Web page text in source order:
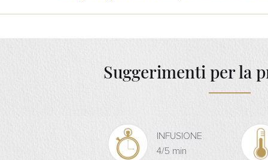
Suggerimenti per la
INFUSIONE
4/5 min